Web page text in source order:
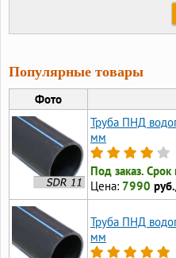
Популярные товары
Фото
Труба ПНД
мм
Под заказ.
Цена: 7990
Труба ПНД
мм